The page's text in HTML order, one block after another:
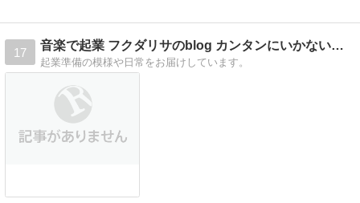
17
音楽で起業 フクダリサのblog カンタンにいかないから生…
起業準備の模様や日常をお届けしています。